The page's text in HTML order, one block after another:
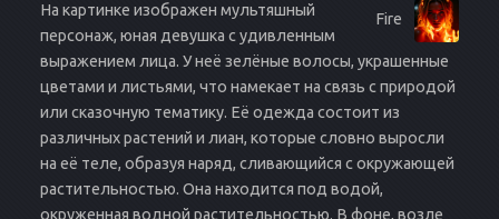
Fire
На картинке изображен мультяшный
персонаж, юная девушка с удивленным
выражением лица. У неё зелёные волосы, украшенные
цветами и листьями, что намекает на связь с природой
или сказочную тематику. Её одежда состоит из
различных растений и лиан, которые словно выросли
на её теле, образуя наряд, сливающийся с окружающей
растительностью. Она находится под водой,
окруженная водной растительностью. В фоне, возле